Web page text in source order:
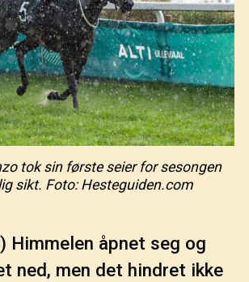
Himmelen åpnet seg og
ned, men det hindret ikke
tok sin første seier for sesongen
sikt. Foto: Hesteguiden.com